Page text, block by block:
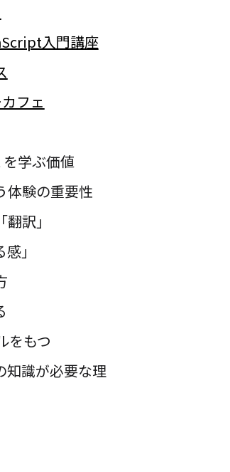
入門講座
フェ
学ぶ価値
体験の重要性
訳」
」
をもつ
知識が必要な理